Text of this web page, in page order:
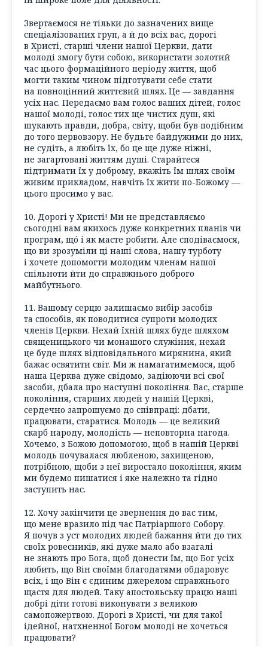
Звертаємося не тільки до зазначених вище
спеціалізованих груп, а й до всіх вас, дорогі
в Христі, старші члени нашої Церкви, дати
молоді змогу бути собою, використати золотий
час цього формаційного періоду життя, щоб
могти таким чином підготувати себе стати
на повноцінний життєвий шлях. Це — завдання
усіх нас. Передаємо вам голос ваших дітей, голос
нашої молоді, голос тих ще чистих душ, які
шукають правди, добра, світу, щоби був подібним
до того первовзору. Не будьте байдужими до них,
не судіть, а любіть їх, бо це ще дуже ніжні,
не загартовані життям душі. Старайтеся
підтримати їх у доброму, вкажіть їм шлях своїм
живим прикладом, навчіть їх жити по-Божому —
цього просимо у вас.
10. Дорогі у Христі! Ми не представляємо
сьогодні вам якихось дуже конкретних планів чи
програм, щó і як маєте робити. Але сподіваємося,
що ви зрозуміли ці наші слова, нашу турботу
і хочете допомогти молодим членам нашої
спільноти йти до справжнього доброго
майбутнього.
11. Вашому серцю залишаємо вибір засобів
та способів, як поводитися супроти молодих
членів Церкви. Нехай їхній шлях буде шляхом
священицького чи монашого служіння, нехай
це буде шлях відповідального мирянина, який
бажає освятити світ. Ми ж намагатимемося, щоб
наша Церква дуже свідомо, задіюючи всі свої
засоби, дбала про наступні покоління. Вас, старше
покоління, старших людей у нашій Церкві,
сердечно запрошуємо до співпраці: дбати,
працювати, старатися. Молодь — це великий
скарб народу, молодість — неповторна нагода.
Хочемо, з Божою допомогою, щоб в нашій Церкві
молодь почувалася любленою, захищеною,
потрібною, щоби з неї виростало покоління, яким
ми будемо пишатися і яке належно та гідно
заступить нас.
12. Хочу закінчити це звернення до вас тим,
що мене вразило під час Патріаршого Собору.
Я почув з уст молодих людей бажання йти до тих
своїх ровесників, які дуже мало або взагалі
не знають про Бога, щоб донести їм, що Бог усіх
любить, що Він своїми благодатями обдаровує
всіх, і що Він є єдиним джерелом справжнього
щастя для людей. Таку апостольську працю наші
добрі діти готові виконувати з великою
самопожертвою. Дорогі в Христі, чи для такої
ідейної, натхненної Богом молоді не хочеться
працювати?